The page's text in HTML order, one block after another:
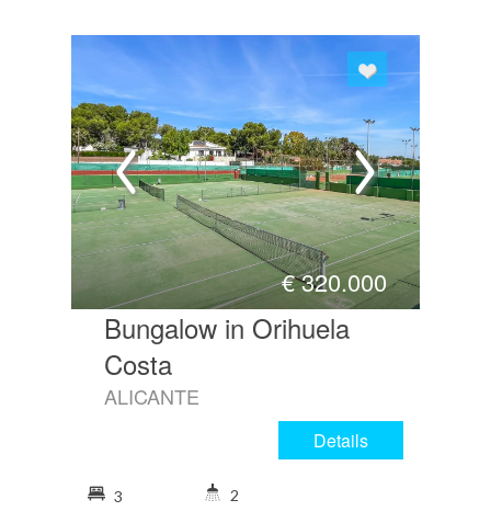
€320.000
Bungalow in Orihuela
Costa
ALICANTE
Details
3 2